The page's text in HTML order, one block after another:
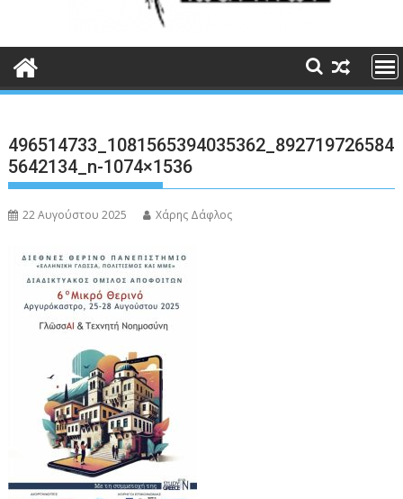
496514733_1081565394035362_892719726584
5642134_n-1074×1536
22 Αυγούστου 2025 Χάρης Δάφλος